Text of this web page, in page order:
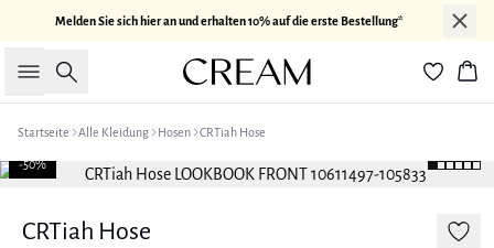
Melden Sie sich hier an und erhalten 10% auf die erste Bestellung*
Suche
Startseite Alle Kleidung Hosen CRTiah Hose
-50%
CRTiah Hose